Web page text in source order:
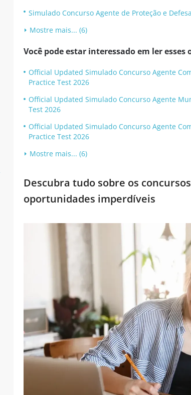
Simulado Concurso Agente de Proteção e
Mostre mais... (6)
Você pode estar interessado em ler
Official Updated Simulado Concurso Agente
Practice Test 2026
Official Updated Simulado Concurso Agente
Test 2026
Official Updated Simulado Concurso Agente
Practice Test 2026
Mostre mais... (6)
Descubra tudo sobre os
oportunidades imperdíveis